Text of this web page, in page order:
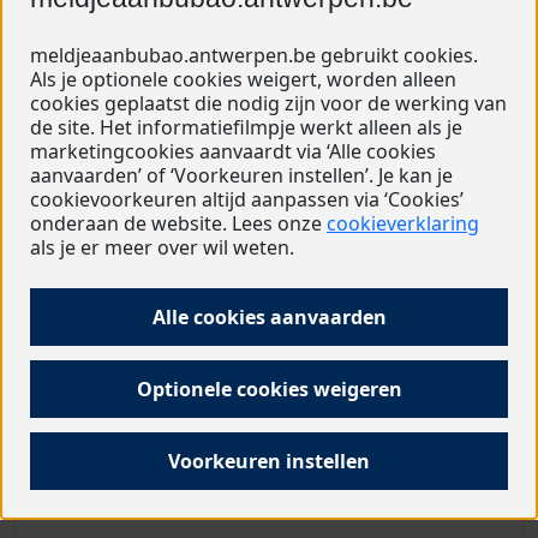
Volledige tijdslijn tonen
1Informatiecampagne gaat van start
3
school
4Kies zoveel mogelijk scholen voor je kind
meldjeaanbubao.antwerpen.be gebruikt cookies.
Als je optionele cookies weigert, worden alleen
cookies geplaatst die nodig zijn voor de werking van
de site. Het informatiefilmpje werkt alleen als je
marketingcookies aanvaardt via ‘Alle cookies
aanvaarden’ of ‘Voorkeuren instellen’. Je kan je
cookievoorkeuren altijd aanpassen via ‘Cookies’
onderaan de website. Lees onzecookieverklaring
als je er meer over wil weten.
Alle cookies aanvaarden
Optionele cookies weigeren
Voorkeuren instellen